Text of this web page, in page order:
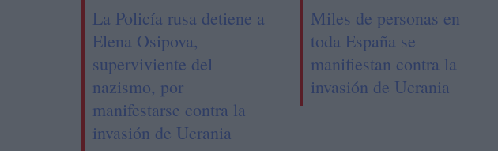
La Policía rusa detiene a
Elena Osipova,
superviviente del
nazismo, por
manifestarse contra la
invasión de Ucrania
Miles de personas en
toda España se
manifiestan contra la
invasión de Ucrania